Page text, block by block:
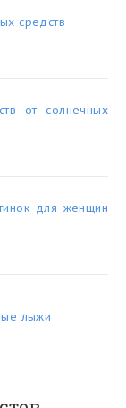
средств
от солнечных
для женщин
лыжи